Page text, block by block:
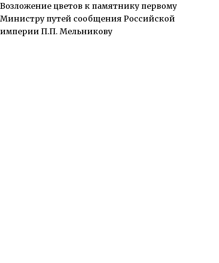
Возложение цветов к памятнику первому
Министру путей сообщения Российской
империи П.П. Мельникову